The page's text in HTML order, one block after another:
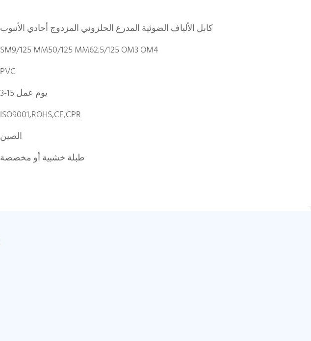
كابل الألياف الضوئية المدرع الحلزوني المزدوج أحادي الأنبوب
SM9/125 MM50/125 MM62.5/125 OM3 OM4
PVC
3-15 يوم عمل
ISO9001,ROHS,CE,CPR
الصين
طبلة خشبية أو مخصصة